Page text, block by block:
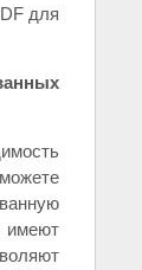
для